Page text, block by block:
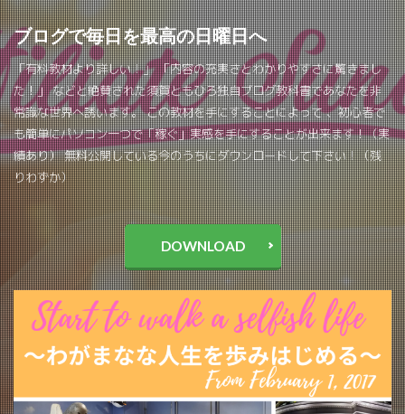
ブログで毎日を最高の日曜日へ
「有料教材より詳しい！」 「内容の充実さとわかりやすさに驚きまし
た！」 などと絶賛された須賀ともひろ独自ブログ教科書であなたを非
常識な世界へ誘います。 この教材を手にすることによって 、初心者で
も簡単にパソコン一つで「稼ぐ」実感を手にすることが出来ます！（実
績あり） 無料公開している今のうちにダウンロードして下さい！（残
りわずか）
DOWNLOAD